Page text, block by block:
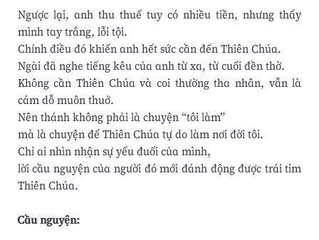
Ngược lại, anh thu thuế tuy có nhiều tiền, nhưng thấy
mình tay trắng, lỗi tội.
Chính điều đó khiến anh hết sức cần đến Thiên Chúa.
Ngài đã nghe tiếng kêu của anh từ xa, từ cuối đền thờ.
Không cần Thiên Chúa và coi thường tha nhân, vẫn là
cám dỗ muôn thuở.
Nên thánh không phải là chuyện “tôi làm”
mà là chuyện để Thiên Chúa tự do làm nơi đời tôi.
Chỉ ai nhìn nhận sự yếu đuối của mình,
lời cầu nguyện của người đó mới đánh động được trái tim
Thiên Chúa.
Cầu nguyện: